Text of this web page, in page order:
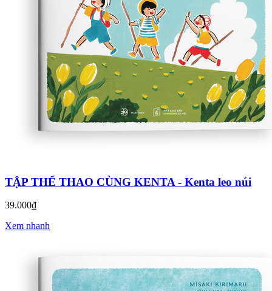
TẬP THỂ THAO CÙNG KENTA - Kenta leo núi
39.000₫
Xem nhanh